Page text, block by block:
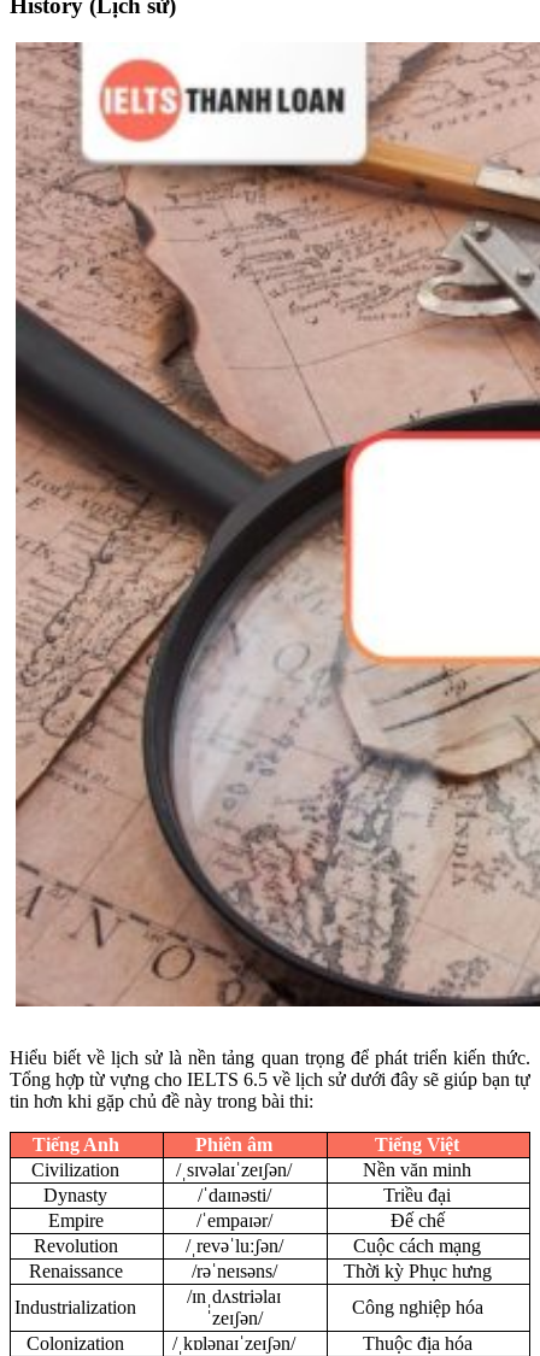
History (Lịch sử)
Hiểu biết về lịch sử là nền tảng quan trọng để phát triển kiến thức.
Tổng hợp từ vựng cho IELTS 6.5 về lịch sử dưới đây sẽ giúp bạn tự
tin hơn khi gặp chủ đề này trong bài thi:
Tiếng Anh Phiên âm
Tiếng Việt
Civilization
/ˌsɪvəlaɪˈzeɪʃən/
Nền văn minh
Dynasty
/ˈdaɪnəsti/
Triều đại
Empire
/ˈempaɪər/
Đế chế
Revolution
/ˌrevəˈluːʃən/
Cuộc cách mạng
Renaissance
/rəˈneɪsəns/
Thời kỳ Phục hưng
Industrialization
/ɪnˌdʌstriəlaɪ
ˈzeɪʃən/
Công nghiệp hóa
Colonization
/ˌkɒlənaɪˈzeɪʃən/
Thuộc địa hóa